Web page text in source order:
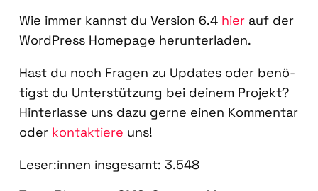
Wie immer kannst du Ver­si­on 6.4 hier auf der
Word­Press Home­page her­un­ter­la­den.
Hast du noch Fra­gen zu Updates oder benö­
tigst du Unter­stüt­zung bei dei­nem Pro­jekt?
Hin­ter­las­se uns dazu ger­ne einen Kom­men­tar
oder kon­tak­tie­re uns!
Leser:innen ins­ge­samt: 3.548